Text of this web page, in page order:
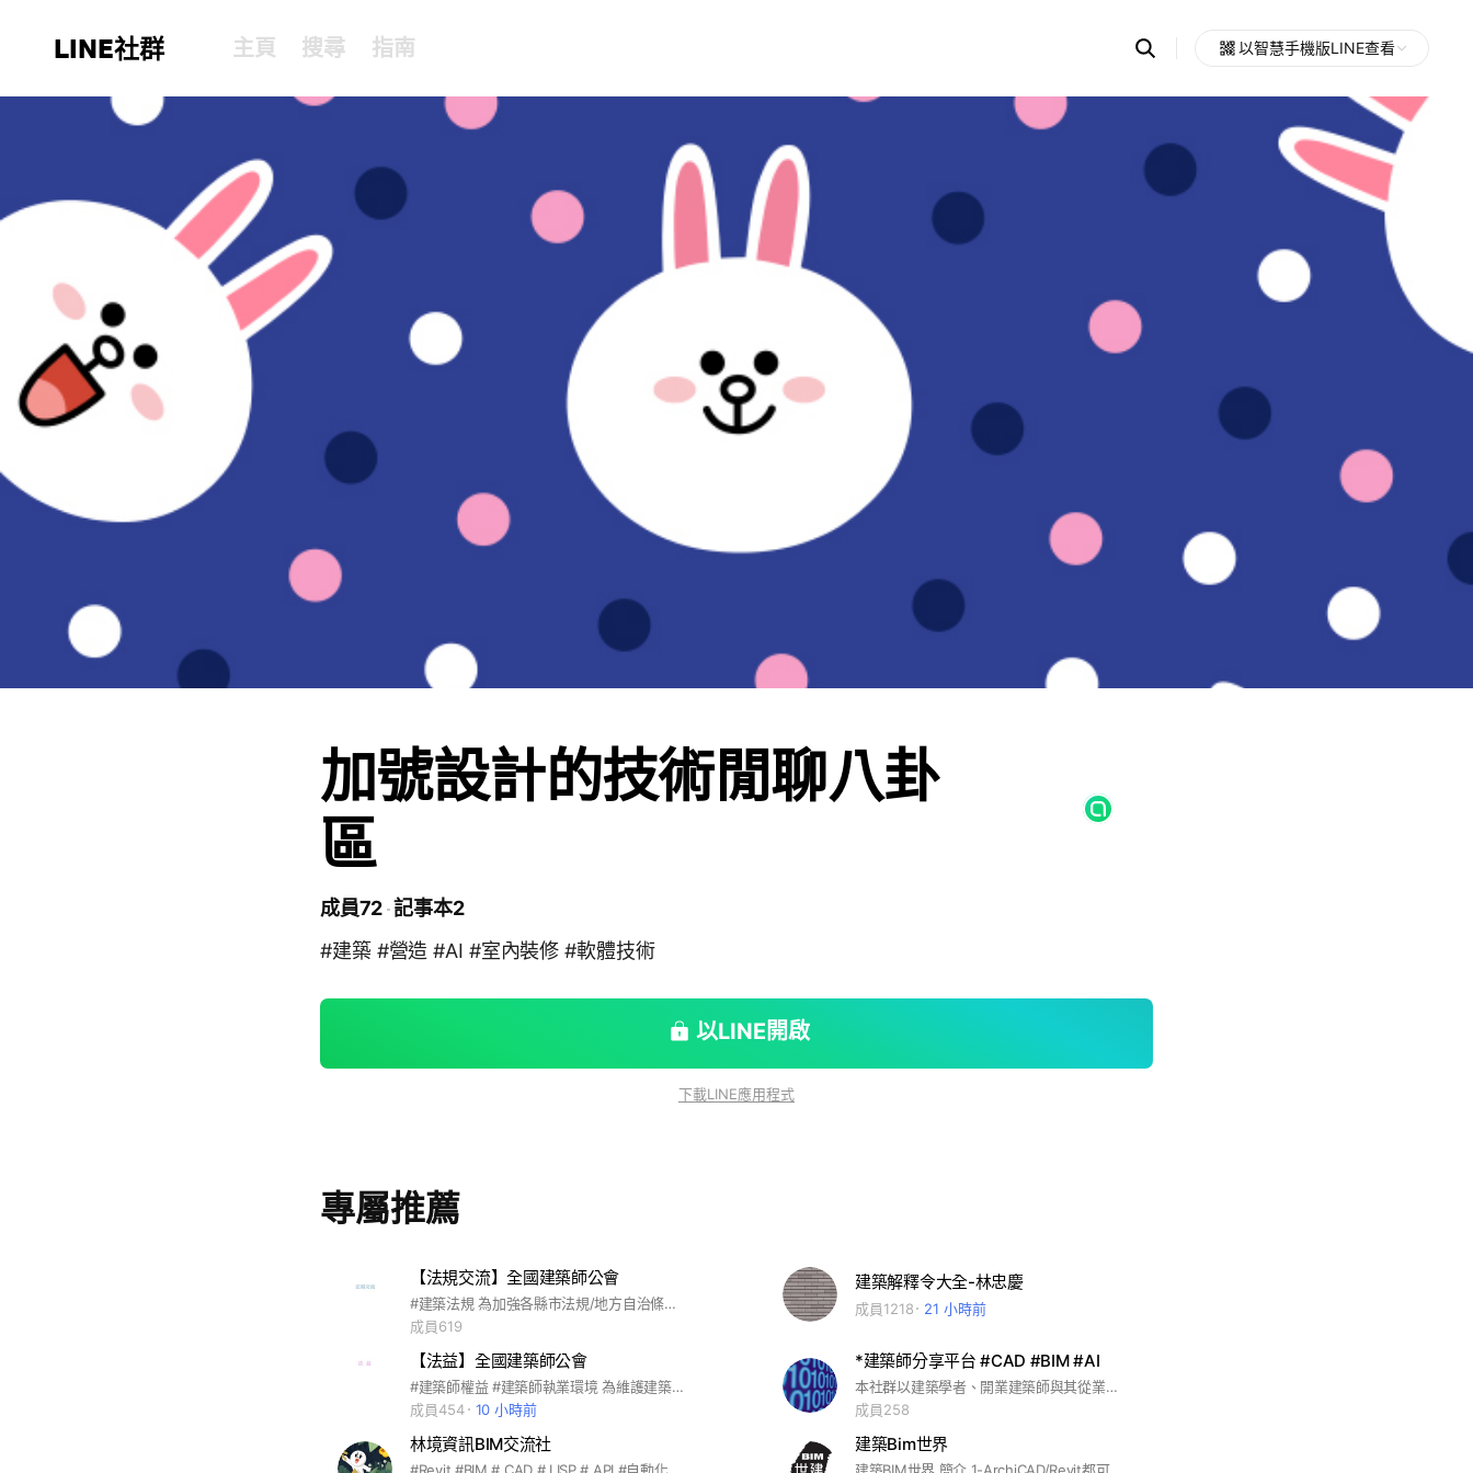
LINE社群 主頁 搜尋 指南 Search
OpenChats
messages
search
以智慧手機版LINE查看
加號設計的技術閒聊八卦
區
成員72 記事本2
#建築 #營造 #AI #室內裝修 #軟體技術
以LINE開啟
下載LINE應用程式
專屬推薦
【法規交流】全國建築師公會
#建築法規 為加強各縣市法規/地方自治條例，建築師會員間即時相互溝通與交流，全國建築師公會特此設置「全國建築師公會-法規交流」群組，歡迎各位在此相互交流、切磋與溝通。
成員619
建築解釋令大全-林忠慶
成員1218 21 小時前
【法益】全國建築師公會
#建築師權益 #建築師執業環境 為維護建築師權益與提升建築師執業環境， 並與建築師會員間即時相互溝通， 特此設置「全國建築師公會-法益」群組， 歡迎各位在此群組相互交流、切磋與溝通。
成員454
10 小時前
*建築師分享平台 #CAD #BIM #AI
本社群以建築學者、開業建築師與其從業人員、相關專業技師與從業人員為主！ 加入時請以實名+所屬公會會員編號！ 我們建置一個全方位、公開透明的、可持續性、相互尊重、理性討論、無私的分享、互相學習的交流合作夥伴的關係，成為一個讓自己成長學習的平台！ #CAD #BIM #AI 本社群以實名制，說明如下： 实名制对社交媒体和在线社区的影响是多方面的，包括以下几点： 1. **提高文明度**：实名制有助于减少虚假信息的传播，增加用户的可信度，从而提高社交媒体的文明程度。 2. **降低网络暴力**：实名制可以减少匿名用户的攻击性言论，降低网络暴力的发生。 3. **增加用户安全感**：知道其他用户的真实身份可以让人们更放心地参与社交媒体，减少不必要的担忧。 4. **建立信任**：实名制有助于建立用户之间的信任，因为大家知道对方是真实存在的个体。 总之，实名制管理的实施可以提高社交媒体的质量，但也需要平衡隐私权和信息安全。
成員258
林境資訊BIM交流社 建築Bim世界